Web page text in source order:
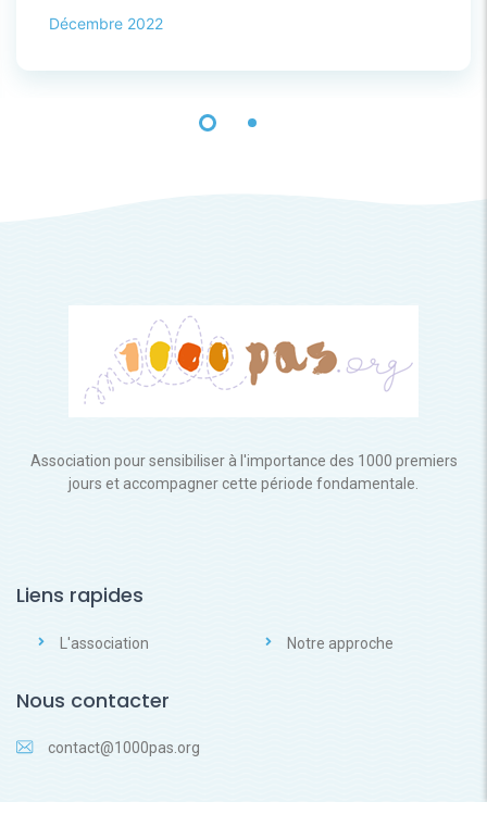
Décembre 2022
Association pour sensibiliser à l'importance des 1000 premiers
jours et accompagner cette période fondamentale.
Liens rapides
L'association Notre approche
Nous contacter
contact@1000pas.org